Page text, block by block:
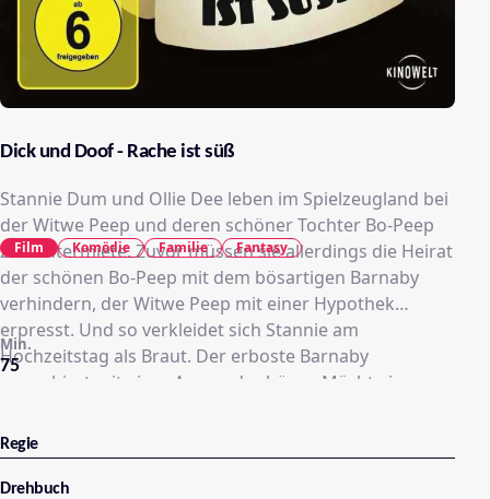
Dick und Doof - Rache ist süß
Stannie Dum und Ollie Dee leben im Spielzeugland bei
der Witwe Peep und deren schöner Tochter Bo-Peep
zur Untermiete. Zuvor müssen sie allerdings die Heirat
der schönen Bo-Peep mit dem bösartigen Barnaby
verhindern, der Witwe Peep mit einer Hypothek
erpresst. Und so verkleidet sich Stannie am
Hochzeitstag als Braut. Der erboste Barnaby
marschiert mit einer Armee der bösen Mächte ins
Peep zu rächen …
75
Min.
Film Komödie Familie Fantasy
Regie
Drehbuch